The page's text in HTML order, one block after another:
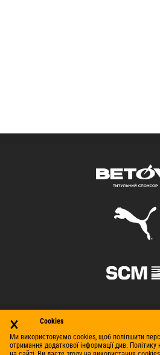
×
Cookies
Ми використовуємо cookies, щоб поліпшити
отримання додаткової інформації див.